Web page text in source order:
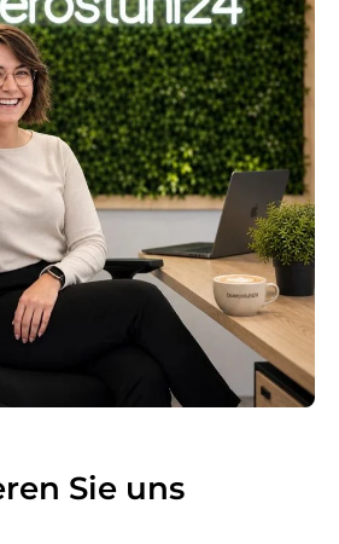
Sie uns